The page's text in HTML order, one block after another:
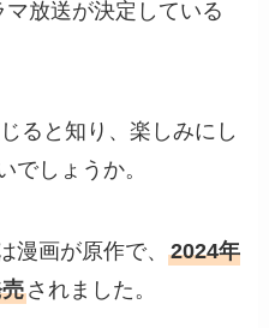
放送が決定している
ると知り、楽しみにし
でしょうか。
漫画が原作で、2024年
されました。